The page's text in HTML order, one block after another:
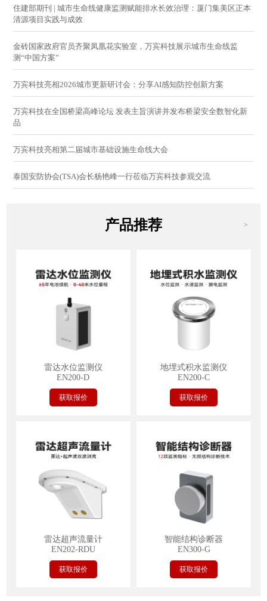
住建部期刊 | 城市生命线健康监测赋能排水长效治理：厦门集美区正本
清源项目实践与成效
金砖国家政府官员齐聚凤凰花实验室，万宾科技展示城市生命线监
测“中国方案”
万宾科技亮相2026城市更新研讨会：分享AI感知防控创新方案
万宾科技在全国桥梁高峰论坛 发表主旨演讲并发布桥梁安全数智化新
品
万宾科技亮相第二届城市基础设施生命线大会
泰国安防协会(TSA)会长杨艳峰一行莅临万宾科技参观交流
产品推荐 >
雷达水位监测仪
EN200-D
获取报价
地埋式积水监测仪
EN200-C
获取报价
雷达超声流量计
EN202-RDU
获取报价
智能结构诊断器
EN300-G
获取报价